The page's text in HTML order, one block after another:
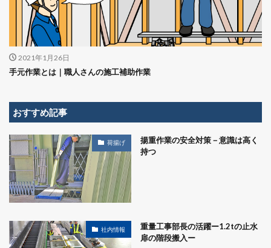
2021年1月26日
手元作業とは｜職人さんの施工補助作業
おすすめ記事
荷揚げ
揚重作業の安全対策－意識は高く
持つ
社内情報
重量工事部長の活躍ー1.2tの止水
扉の階段搬入ー